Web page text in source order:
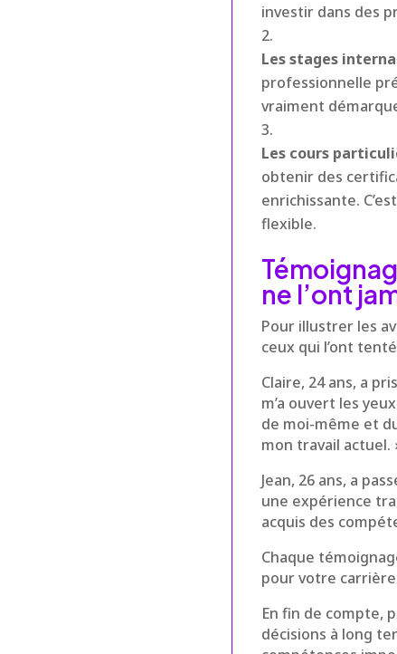
investir dans des
Les stages
professionnelle
vraiment
Les cours
obtenir des
enrichissante.
flexible.
ne l’ont
Pour illustrer les
ceux qui l’ont
Claire, 24 ans, a
m’a ouvert les
de moi-même et
mon travail actuel.
Jean, 26 ans, a
une expérience
acquis des
Chaque
pour votre
En fin de compte,
décisions à long